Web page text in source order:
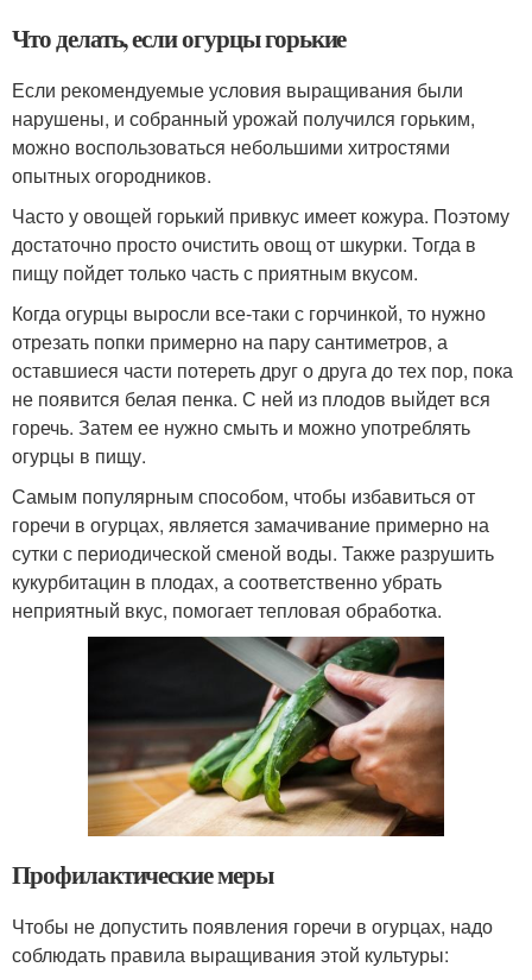
Что делать, если огурцы горькие
Если рекомендуемые условия выращивания были
нарушены, и собранный урожай получился горьким,
можно воспользоваться небольшими хитростями
опытных огородников.
Часто у овощей горький привкус имеет кожура. Поэтому
достаточно просто очистить овощ от шкурки. Тогда в
пищу пойдет только часть с приятным вкусом.
Когда огурцы выросли все-таки с горчинкой, то нужно
отрезать попки примерно на пару сантиметров, а
оставшиеся части потереть друг о друга до тех пор, пока
не появится белая пенка. С ней из плодов выйдет вся
горечь. Затем ее нужно смыть и можно употреблять
огурцы в пищу.
Самым популярным способом, чтобы избавиться от
горечи в огурцах, является замачивание примерно на
сутки с периодической сменой воды. Также разрушить
кукурбитацин в плодах, а соответственно убрать
неприятный вкус, помогает тепловая обработка.
Профилактические меры
Чтобы не допустить появления горечи в огурцах, надо
соблюдать правила выращивания этой культуры: